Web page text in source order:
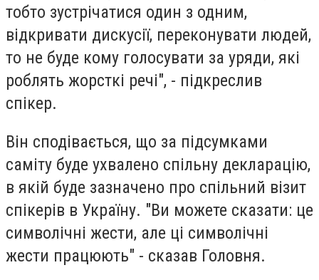
тобто зустрічатися один з одним,
відкривати дискусії, переконувати людей,
то не буде кому голосувати за уряди, які
роблять жорсткі речі", - підкреслив
спікер.
Він сподівається, що за підсумками
саміту буде ухвалено спільну декларацію,
в якій буде зазначено про спільний візит
спікерів в Україну. "Ви можете сказати: це
символічні жести, але ці символічні
жести працюють" - сказав Головня.